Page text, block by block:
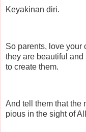
Keyakinan diri.
So parents, love your
they are beautiful
to create them.
And tell them that the
pious in the sight of